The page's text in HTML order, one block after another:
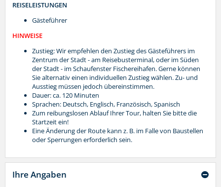
REISELEISTUNGEN
Gästeführer
HINWEISE
Zustieg: Wir empfehlen den Zustieg des Gästeführers im
Zentrum der Stadt - am Reisebusterminal, oder im Süden
der Stadt - im Schaufenster Fischereihafen. Gerne können
Sie alternativ einen individuellen Zustieg wählen. Zu- und
Ausstieg müssen jedoch übereinstimmen.
Dauer: ca. 120 Minuten
Sprachen: Deutsch, Englisch, Französisch, Spanisch
Zum reibungslosen Ablauf Ihrer Tour, halten Sie bitte die
Startzeit ein!
Eine Änderung der Route kann z. B. im Falle von Baustellen
oder Sperrungen erforderlich sein.
Ihre Angaben